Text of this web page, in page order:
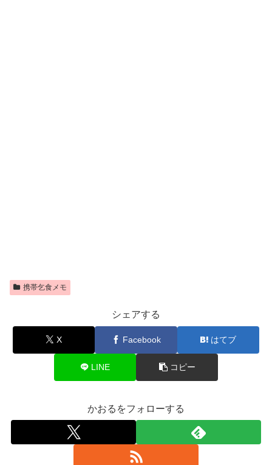
携帯乞食メモ
シェアする
X Facebook はてブ
LINE コピー
かおるをフォローする